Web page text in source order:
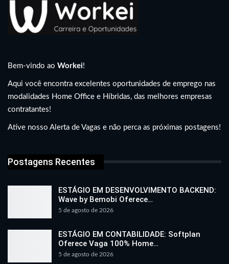
Bem-vindo ao Workei!
Aqui você encontra excelentes oportunidades de emprego nas
modalidades Home Office e Híbridas, das melhores empresas
contratantes!
Ative nosso Alerta de Vagas e não perca as próximas postagens!
Postagens Recentes
ESTÁGIO EM DESENVOLVIMENTO BACKEND:
Wave by Bemobi Oferece…
5 de agosto de 2026
ESTÁGIO EM CONTABILIDADE: Softplan
Oferece Vaga 100% Home…
5 de agosto de 2026